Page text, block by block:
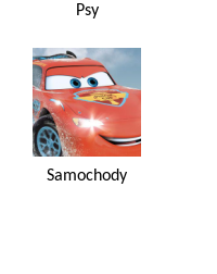
Psy
Samochody